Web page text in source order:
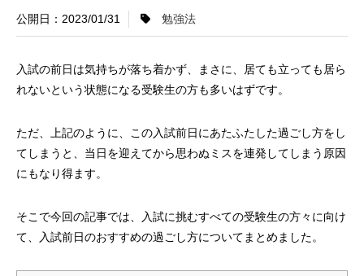
2023/01/31 勉強法
入試の前日は気持ちが落ち着かず、まさに、居ても立っても居ら
れないという状態になる受験生の方も多いはずです。
ただ、上記のように、この入試前日にあたふたした過ごし方をし
てしまうと、当日を迎えてから思わぬミスを連発してしまう原因
にもなり得ます。
そこで今回の記事では、入試に挑むすべての受験生の方々に向け
て、入試前日のおすすめの過ごし方についてまとめました。